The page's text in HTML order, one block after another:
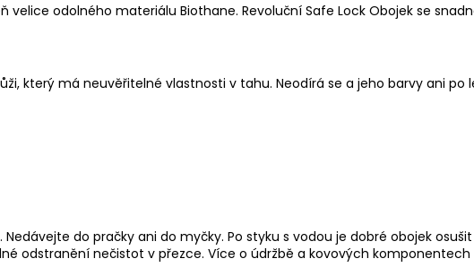
odolného materiálu Biothane. Revoluční Safe Lock Obojek se
který má neuvěřitelné vlastnosti v tahu. Neodírá se a jeho barvy ani po
do pračky ani do myčky. Po styku s vodou je dobré obojek
odstranění nečistot v přezce. Více o údržbě a kovových